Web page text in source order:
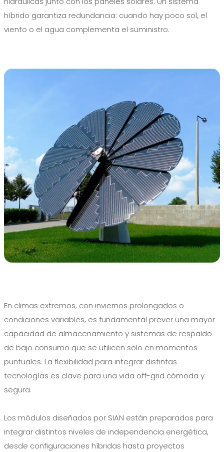
híbrido garantiza redundancia: cuando hay poco sol, el
viento o el agua complementa el suministro.
En climas extremos, con inviernos prolongados o
condiciones variables, es fundamental prever una mayor
capacidad de almacenamiento y sistemas de respaldo
de bajo consumo que se utilicen solo en momentos
puntuales. La flexibilidad para integrar distintas
tecnologías es clave para una vida off-grid cómoda y
segura.
Los módulos diseñados por SIAN están preparados para
integrar distintos niveles de independencia energética,
desde configuraciones híbridas hasta proyectos